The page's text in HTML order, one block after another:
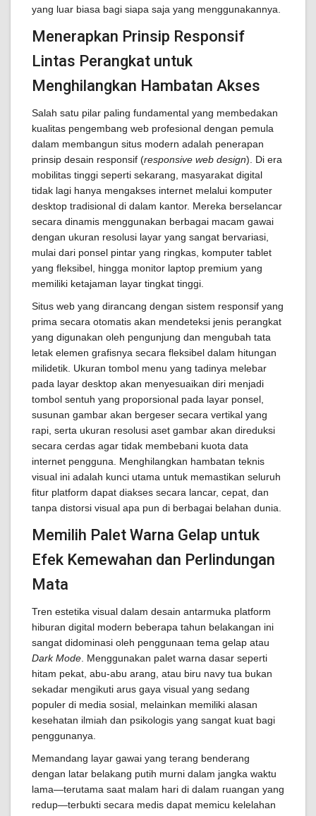
yang luar biasa bagi siapa saja yang menggunakannya.
Menerapkan Prinsip Responsif
Lintas Perangkat untuk
Menghilangkan Hambatan Akses
Salah satu pilar paling fundamental yang membedakan
kualitas pengembang web profesional dengan pemula
dalam membangun situs modern adalah penerapan
prinsip desain responsif (responsive web design). Di era
mobilitas tinggi seperti sekarang, masyarakat digital
tidak lagi hanya mengakses internet melalui komputer
desktop tradisional di dalam kantor. Mereka berselancar
secara dinamis menggunakan berbagai macam gawai
dengan ukuran resolusi layar yang sangat bervariasi,
mulai dari ponsel pintar yang ringkas, komputer tablet
yang fleksibel, hingga monitor laptop premium yang
memiliki ketajaman layar tingkat tinggi.
Situs web yang dirancang dengan sistem responsif yang
prima secara otomatis akan mendeteksi jenis perangkat
yang digunakan oleh pengunjung dan mengubah tata
letak elemen grafisnya secara fleksibel dalam hitungan
milidetik. Ukuran tombol menu yang tadinya melebar
pada layar desktop akan menyesuaikan diri menjadi
tombol sentuh yang proporsional pada layar ponsel,
susunan gambar akan bergeser secara vertikal yang
rapi, serta ukuran resolusi aset gambar akan direduksi
secara cerdas agar tidak membebani kuota data
internet pengguna. Menghilangkan hambatan teknis
visual ini adalah kunci utama untuk memastikan seluruh
fitur platform dapat diakses secara lancar, cepat, dan
tanpa distorsi visual apa pun di berbagai belahan dunia.
Memilih Palet Warna Gelap untuk
Efek Kemewahan dan Perlindungan
Mata
Tren estetika visual dalam desain antarmuka platform
hiburan digital modern beberapa tahun belakangan ini
sangat didominasi oleh penggunaan tema gelap atau
Dark Mode . Menggunakan palet warna dasar seperti
hitam pekat, abu-abu arang, atau biru navy tua bukan
sekadar mengikuti arus gaya visual yang sedang
populer di media sosial, melainkan memiliki alasan
kesehatan ilmiah dan psikologis yang sangat kuat bagi
penggunanya.
Memandang layar gawai yang terang benderang
dengan latar belakang putih murni dalam jangka waktu
lama—terutama saat malam hari di dalam ruangan yang
redup—terbukti secara medis dapat memicu kelelahan